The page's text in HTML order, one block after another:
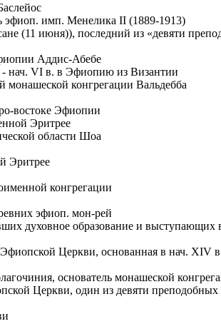
эфиоп. имп. Менелика II (1889-1913)
(11 июня)), последний из «девяти
Аддис-Абебе
нач. VI в. в Эфиопию из Византии
конгрегации Вальдебба
востоке Эфиопии
Эритрее
области Шоа
Эритрее
конгрегации
эфиоп. мон-рей
духовное образование и выступающих
Церкви, основанная в нач. XIV
основатель монашеской
Церкви, один из девяти